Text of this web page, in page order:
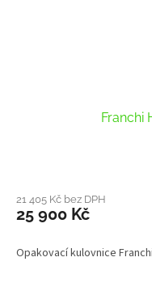
Franchi
produktu
je
z
21 405 Kč bez DPH
25 900 Kč
Opakovací kulovnice